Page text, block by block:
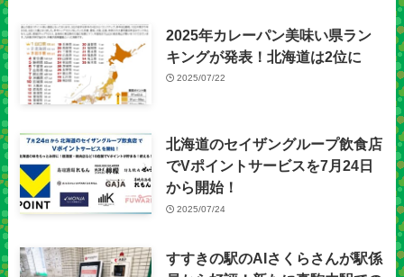
2025年カレーパン美味い県ラン
キングが発表！北海道は2位に
2025/07/22
北海道のセイザングループ飲食店
でVポイントサービスを7月24日
から開始！
2025/07/24
すすきの駅のAIさくらさんが駅係